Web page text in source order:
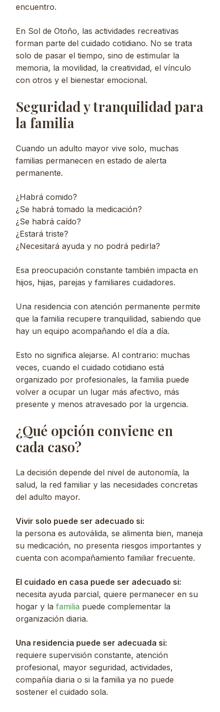
encuentro.
En Sol de Otoño, las actividades recreativas
forman parte del cuidado cotidiano. No se trata
solo de pasar el tiempo, sino de estimular la
memoria, la movilidad, la creatividad, el vínculo
con otros y el bienestar emocional.
Seguridad y tranquilidad para
la familia
Cuando un adulto mayor vive solo, muchas
familias permanecen en estado de alerta
permanente.
¿Habrá comido?
¿Se habrá tomado la medicación?
¿Se habrá caído?
¿Estará triste?
¿Necesitará ayuda y no podrá pedirla?
Esa preocupación constante también impacta en
hijos, hijas, parejas y familiares cuidadores.
Una residencia con atención permanente permite
que la familia recupere tranquilidad, sabiendo que
hay un equipo acompañando el día a día.
Esto no significa alejarse. Al contrario: muchas
veces, cuando el cuidado cotidiano está
organizado por profesionales, la familia puede
volver a ocupar un lugar más afectivo, más
presente y menos atravesado por la urgencia.
¿Qué opción conviene en
cada caso?
La decisión depende del nivel de autonomía, la
salud, la red familiar y las necesidades concretas
del adulto mayor.
Vivir solo puede ser adecuado si:
la persona es autoválida, se alimenta bien, maneja
su medicación, no presenta riesgos importantes y
cuenta con acompañamiento familiar frecuente.
El cuidado en casa puede ser adecuado si:
necesita ayuda parcial, quiere permanecer en su
hogar y la familia puede complementar la
organización diaria.
Una residencia puede ser adecuada si:
requiere supervisión constante, atención
profesional, mayor seguridad, actividades,
compañía diaria o si la familia ya no puede
sostener el cuidado sola.